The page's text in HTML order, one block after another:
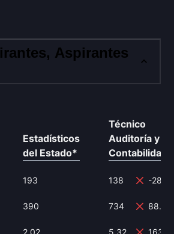
Aspirantes
Estadísticos
del Estado*
193
390
2.02
Técnico
Auditoría y
Contabilidad
138 -
734
5.32